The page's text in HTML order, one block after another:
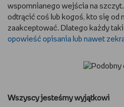
WSZYSTKO O LEGO
REDAKCJA
POD PATRONATEM EMPIKU
wspomnianego wejścia na
odtrącić coś lub kogoś, kto się od
zaakceptować. Dlatego każdy
opowieść opisania lub nawet
Wszyscy jesteśmy wyjątkowi